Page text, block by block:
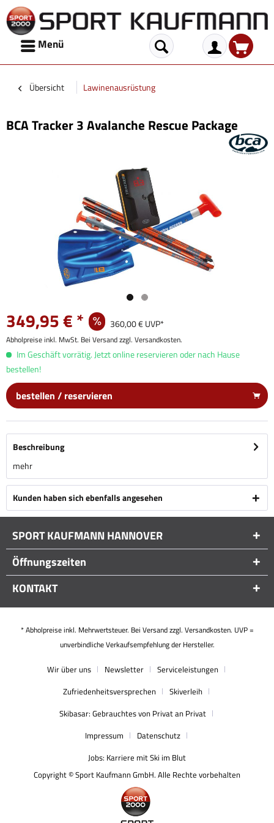
Menü
Übersicht Lawinenausrüstung
BCA Tracker 3 Avalanche Rescue Package
349,95 € * 360,00 € UVP*
Abholpreise inkl. MwSt. Bei Versand zzgl. Versandkosten.
Im Geschäft vorrätig. Jetzt online reservieren oder nach Hause
bestellen!
bestellen / reservieren
Beschreibung
mehr
Kunden haben sich ebenfalls angesehen
SPORT KAUFMANN HANNOVER
Öffnungszeiten
KONTAKT
* Abholpreise inkl. Mehrwertsteuer. Bei Versand zzgl. Versandkosten. UVP =
unverbindliche Verkaufsempfehlung der Hersteller.
Wir über uns Newsletter
Serviceleistungen
Zufriedenheitsversprechen
Skiverleih
Skibasar: Gebrauchtes von Privat an Privat
Impressum
Datenschutz
Jobs: Karriere mit Ski im Blut
Copyright © Sport Kaufmann GmbH. Alle Rechte vorbehalten